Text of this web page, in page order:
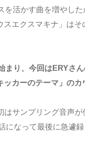
を活かす曲を増やし
エクスマキナ」は
り、今回はERYさ
カーのテーマ」のカ
はサンプリング音声
になって最後に急遽録